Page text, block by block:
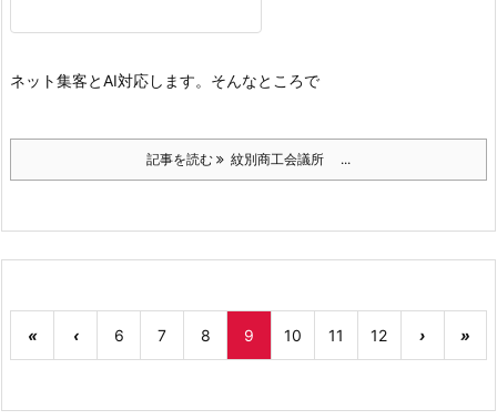
ネット集客とAI対応します。 そんなところで
記事を読む 紋別商工会議所 ...
« ‹ 6 7 8 9 10 11 12 › »